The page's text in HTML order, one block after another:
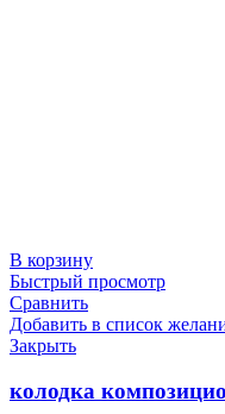
В корзину
Быстрый просмотр
Сравнить
Добавить в список
Закрыть
колодка